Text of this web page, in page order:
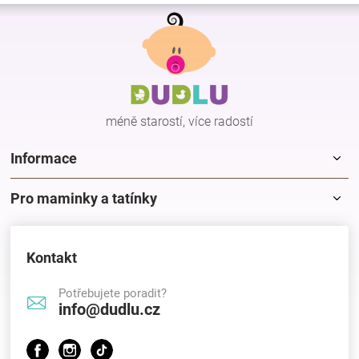
c
p
r
v
k
y
v
s
á
n
Z
méně starostí, více radostí
Informace
Pro maminky a tatínky
Kontakt
Potřebujete poradit?
info@dudlu.cz